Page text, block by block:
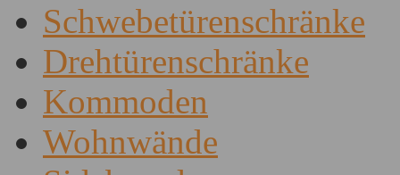
Schwebetürenschränke
Drehtürenschränke
Kommoden
Wohnwände